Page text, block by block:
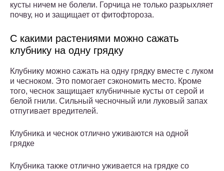
кусты ничем не болели. Горчица не только разрыхляет
почву, но и защищает от фитофтороза.
С какими растениями можно сажать
клубнику на одну грядку
Клубнику можно сажать на одну грядку вместе с луком
и чесноком. Это помогает сэкономить место. Кроме
того, чеснок защищает клубничные кусты от серой и
белой гнили. Сильный чесночный или луковый запах
отпугивает вредителей.
Клубника и чеснок отлично уживаются на одной
грядке
Клубника также отлично уживается на грядке со